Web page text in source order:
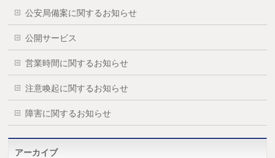
公安局備案に関するお知らせ
公開サービス
営業時間に関するお知らせ
注意喚起に関するお知らせ
障害に関するお知らせ
アーカイブ